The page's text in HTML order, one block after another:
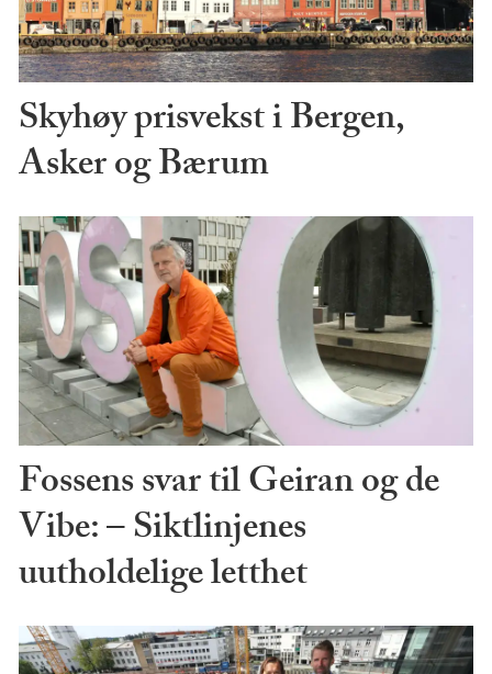
Skyhøy prisvekst i Bergen,
Asker og Bærum
Fossens svar til Geiran og de
Vibe: – Siktlinjenes
uutholdelige letthet